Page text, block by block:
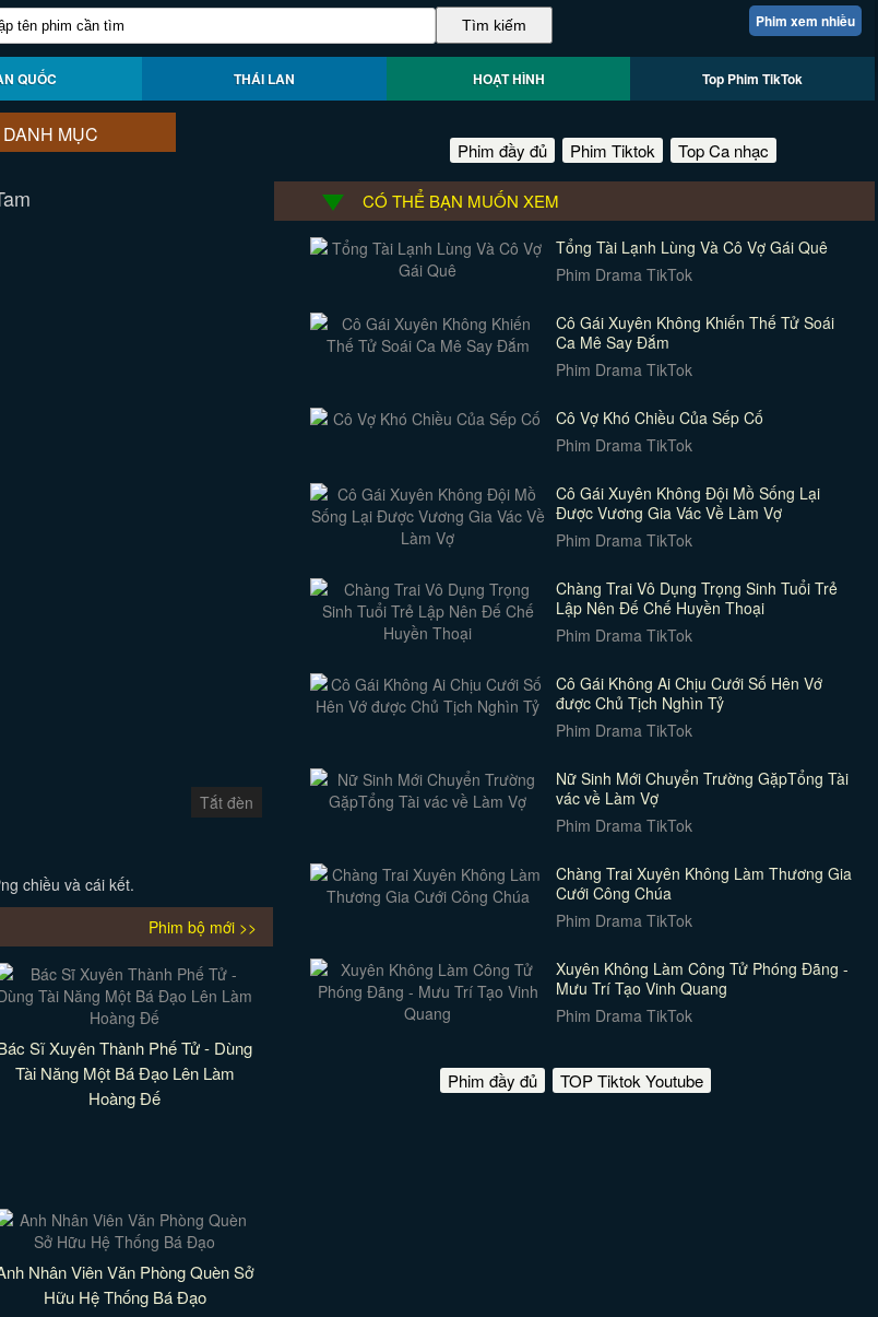
Phim xem nhiều
QUỐC THÁI LAN HOẠT HÌNH Top Phim TikTok
DANH MỤC
Phim đầy đủ Phim Tiktok Top Ca nhạc
Tắt đèn
chiều và cái kết.
CÓ THỂ BẠN MUỐN XEM
Tổng Tài Lạnh Lùng Và Cô Vợ Gái Quê
Phim Drama TikTok
Cô Gái Xuyên Không Khiến Thế Tử Soái
Ca Mê Say Đắm
Phim Drama TikTok
Cô Vợ Khó Chiều Của Sếp Cố
Phim Drama TikTok
Cô Gái Xuyên Không Đội Mồ Sống Lại
Được Vương Gia Vác Về Làm Vợ
Phim Drama TikTok
Chàng Trai Vô Dụng Trọng Sinh Tuổi Trẻ
Lập Nên Đế Chế Huyền Thoại
Phim Drama TikTok
Cô Gái Không Ai Chịu Cưới Số Hên Vớ
được Chủ Tịch Nghìn Tỷ
Phim Drama TikTok
Nữ Sinh Mới Chuyển Trường GặpTổng Tài
vác về Làm Vợ
Phim Drama TikTok
Chàng Trai Xuyên Không Làm Thương Gia
Cưới Công Chúa
Phim Drama TikTok
Xuyên Không Làm Công Tử Phóng Đãng -
Mưu Trí Tạo Vinh Quang
Phim Drama TikTok
Phim bộ mới >>
Sĩ Xuyên Thành Phế Tử - Dùng
Tài Năng Một Bá Đạo Lên Làm
Hoàng Đế
Nhân Viên Văn Phòng Quèn Sở
Hữu Hệ Thống Bá Đạo
Phim đầy đủ TOP Tiktok Youtube